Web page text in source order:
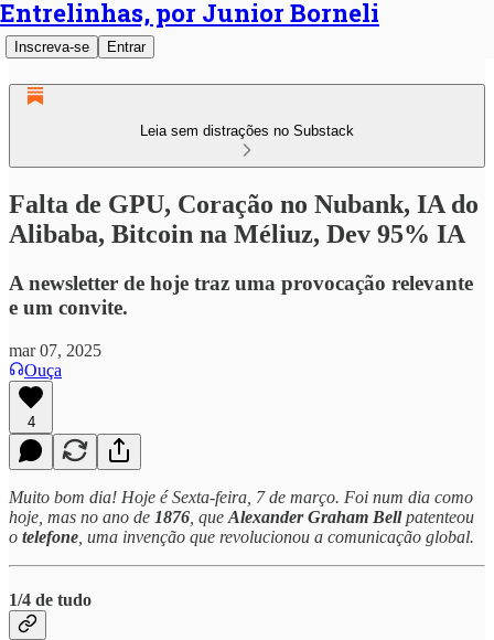
Entrelinhas, por Junior Borneli
Inscreva-se Entrar
Leia sem distrações no Substack
Falta de GPU, Coração no Nubank, IA do
Alibaba, Bitcoin na Méliuz, Dev 95% IA
A newsletter de hoje traz uma provocação relevante
e um convite.
mar 07, 2025
Ouça
4
Muito bom dia! Hoje é Sexta-feira, 7 de março. Foi num dia como
hoje, mas no ano de 1876 , que Alexander Graham Bellpatenteou
o telefone , uma invenção que revolucionou a comunicação global.
1/4 de tudo